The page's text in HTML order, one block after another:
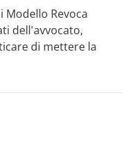
Revoca
dell'avvocato,
di mettere la